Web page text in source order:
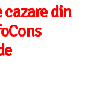
din